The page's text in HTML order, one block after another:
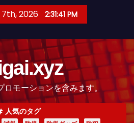
7th, 2026 2:31:42 PM
ロモーションを含みます。
人気のタグ